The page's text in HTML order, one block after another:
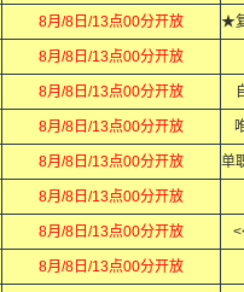
8月/8日/13点00分开放
8月/8日/13点00分开放
8月/8日/13点00分开放
8月/8日/13点00分开放
8月/8日/13点00分开放
8月/8日/13点00分开放
8月/8日/13点00分开放
8月/8日/13点00分开放